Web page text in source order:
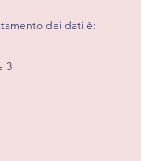
dei dati è:
3